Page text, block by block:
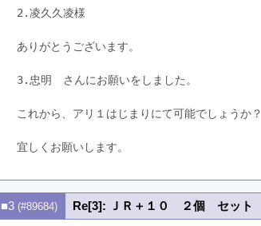
2.凌久久凌様
ありがとうございます。
3.忠明　さんにお願いをしました。
これから、アリ１はじまりにて可能でしょうか？
宜しくお願いします。
■3 (#89684)
Re[3]: ＪＲ＋１０ ２個 セット